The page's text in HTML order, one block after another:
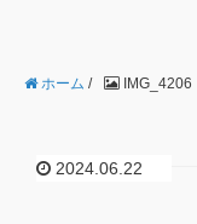
ホーム / IMG_4206
2024.06.22